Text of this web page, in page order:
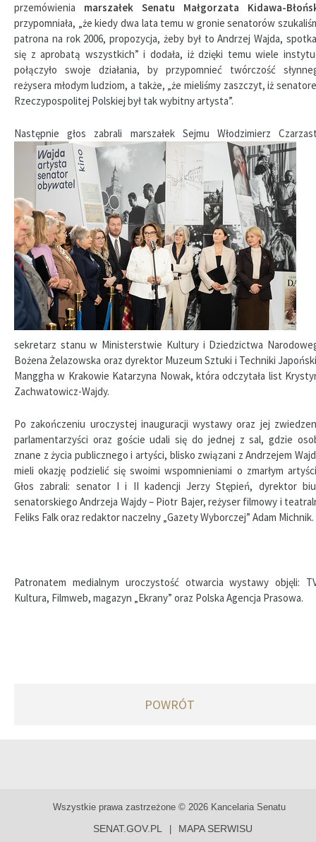
przemówienia marszałek Senatu Małgorzata Kidawa-
przypomniała, „że kiedy dwa lata temu w gronie senatorów
patrona na rok 2006, propozycja, żeby był to Andrzej Wajda,
się z aprobatą wszystkich” i dodała, iż dzięki temu wiele
połączyło swoje działania, by przypomnieć twórczość
reżysera młodym ludziom, a także, „że mieliśmy zaszczyt, iż
Rzeczypospolitej Polskiej był tak wybitny artysta”.
Następnie głos zabrali marszałek Sejmu Włodzimierz
sekretarz stanu w Ministerstwie Kultury i Dziedzictwa
Bożena Żelazowska oraz dyrektor Muzeum Sztuki i Techniki
Manggha w Krakowie Katarzyna Nowak, która odczytała list
Zachwatowicz-Wajdy.
Po zakończeniu uroczystej inauguracji wystawy oraz jej
parlamentarzyści oraz goście udali się do jednej z sal, gdzie
znane z życia publicznego i artyści, blisko związani z Andrzejem
mieli okazję podzielić się swoimi wspomnieniami o zmarłym
Głos zabrali: senator I i II kadencji Jerzy Stępień, dyrektor
senatorskiego Andrzeja Wajdy – Piotr Bajer, reżyser filmowy i
Feliks Falk oraz redaktor naczelny „Gazety Wyborczej” Adam Michnik.
Patronatem medialnym uroczystość otwarcia wystawy objęli:
Kultura, Filmweb, magazyn „Ekrany” oraz Polska Agencja Prasowa.
POWRÓT
Wszystkie prawa zastrzeżone © 2026 Kancelaria Senatu
SENAT.GOV.PL MAPA SERWISU